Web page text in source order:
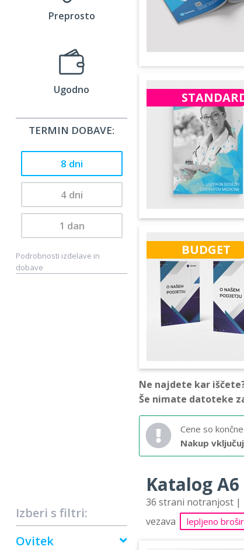
Preprosto
Ugodno
TERMIN DOBAVE:
8 dni
4 dni
1 dan
Podrobnosti izdelave in
dobave
Izberi s filtri:
Ovitek
BUDGET
Ne najdete kar
Še nimate datoteke
Cene so
Nakup
Katalog
36 strani notranjost |
vezava
lepljeno